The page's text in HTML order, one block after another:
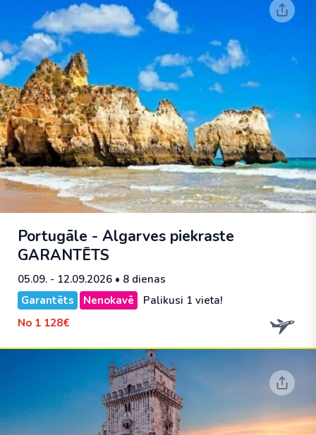
Portugāle - Algarves piekraste
GARANTĒTS
05.09. - 12.09.2026 • 8 dienas
Garantēts
Nenokavē
Palikusi 1 vieta!
No 1 128€